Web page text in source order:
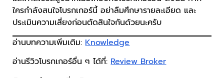
ใครกำลังสนใจโบรกเกอร์นี้ อย่าลืมศึกษารายละเอียด และ
ประเมินความเสี่ยงก่อนตัดสินใจกันด้วยนะครับ
อ่านบทความเพิ่มเติม:Knowledge
อ่านรีวิวโบรกเกอร์อื่น ๆ ได้ที่:Review Broker